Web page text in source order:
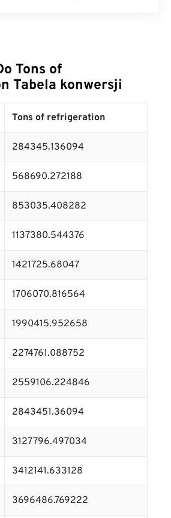
Tons of
Tabela konwersji
Tons of refrigeration
284345.136094
568690.272188
853035.408282
1137380.544376
1421725.68047
1706070.816564
1990415.952658
2274761.088752
2559106.224846
2843451.36094
3127796.497034
3412141.633128
3696486.769222